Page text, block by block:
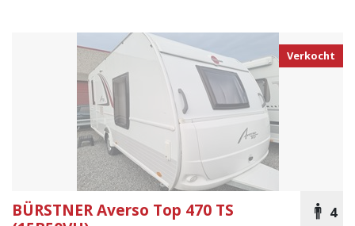
Verkocht
4
BÜRSTNERAverso Top 470 TS